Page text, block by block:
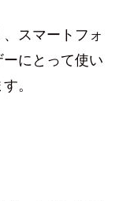
スマートフォ
にとって使い
。